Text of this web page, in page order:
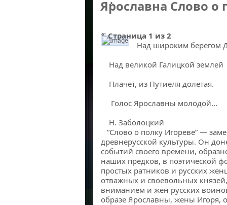
Ярославна Слово о
Страница 1 из 2
Над широким берегом
Над великой Галицкой землей
Плачет, из Путиеля долетая.
Голос Ярославны молодой...
Н. Заболоцкий
“Слово о полку Игореве” —
древнерусской культуры. Он
событий своего времени,
наших предков, в поэтической
простых ратников и русских
отважных и своевольных
вниманием и жен русских
образе Ярославны, жены Игоря,